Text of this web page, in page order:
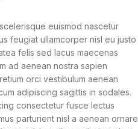
euismod nascetur
feugiat ullamcorper nisl eu justo
felis sed lacus maecenas
ad aenean nostra sapien
orci vestibulum aenean
adipiscing sagittis in sodales.
consectetur fusce lectus
parturient nisl a aenean ornare